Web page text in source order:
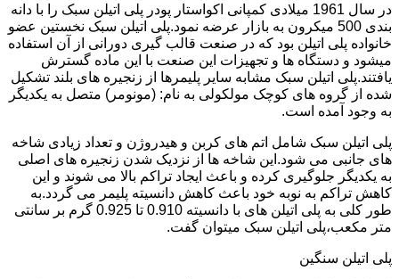
در سال 1961 میلادی کمپانی اکواستار پودر پلی اتیلن سبک را با دانه
بندی 500 میکرون به بازار عرضه نمود.پلی اتیلن سبک نخستین عضو
خانواده پلی اتیلن بود که در صنعت قالب گیری دورانی از آن استفاده
میشود و دستگاه ها و تجهیزات این صنعت با این ماده گسترش
یافتند.پلی اتیلن سبک مشابه سایر پلیمرها از زنجیره های بلند تشکیل
شده از گروه های کوچک مولکولی به نام: (مونومر) متصل به یکدیگر
به وجود آمده است.
پلی اتیلن سبک شامل اتم های کربن و هیدروژن و تعداد زیادی شاخه
های جانبی می شود.این شاخه ها از نزدیک شدن زنجیره های اصلی
به یکدیگر جلوگیری کرده و باعث ایجاد تراکم بالا می شوند و این
کاهش تراکم به نوبه خود باعث کاهش دانسیته پلیمر می گردد.به
طور کلی به پلی اتیلن های با دانسیته 0.910 تا 0.925 گرم بر سانتی
متر مکعب،پلی اتیلن سبک میتوان گفت.
پلی اتیلن سنگین